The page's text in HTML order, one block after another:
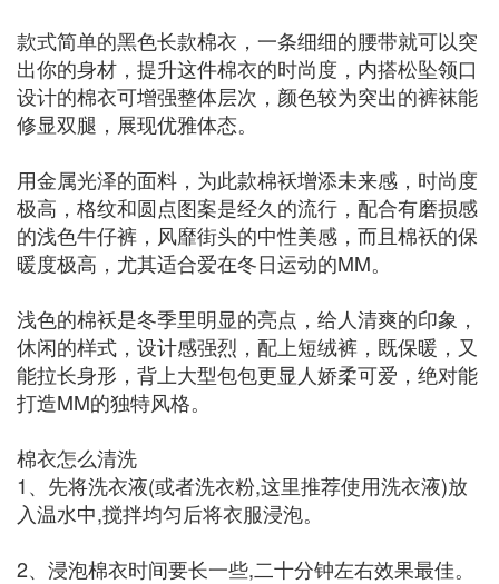
款式简单的黑色长款棉衣，一条细细的腰带就可以突
出你的身材，提升这件棉衣的时尚度，内搭松坠领口
设计的棉衣可增强整体层次，颜色较为突出的裤袜能
修显双腿，展现优雅体态。
用金属光泽的面料，为此款棉袄增添未来感，时尚度
极高，格纹和圆点图案是经久的流行，配合有磨损感
的浅色牛仔裤，风靡街头的中性美感，而且棉袄的保
暖度极高，尤其适合爱在冬日运动的MM。
浅色的棉袄是冬季里明显的亮点，给人清爽的印象，
休闲的样式，设计感强烈，配上短绒裤，既保暖，又
能拉长身形，背上大型包包更显人娇柔可爱，绝对能
打造MM的独特风格。
棉衣怎么清洗
1、先将洗衣液(或者洗衣粉,这里推荐使用洗衣液)放
入温水中,搅拌均匀后将衣服浸泡。
2、浸泡棉衣时间要长一些,二十分钟左右效果最佳。